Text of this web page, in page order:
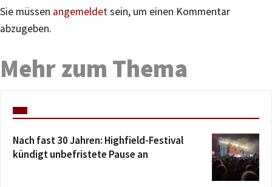
Sie müssen angemeldetsein, um einen Kommentar
abzugeben.
Mehr zum Thema
Nach fast 30 Jahren: Highfield-Festival
kündigt unbefristete Pause an